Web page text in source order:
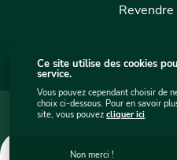
Ce site utilise des cookies
service.
Vous pouvez cependant choisir de
choix ci-dessous. Pour en savoir
site, vous pouvezcliquer ici.
Non merci !
Mentions légales
Plan du site internet